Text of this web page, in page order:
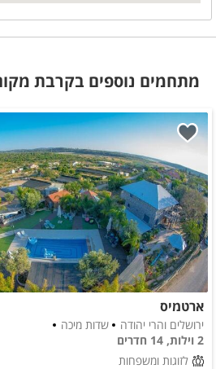
מתחמים נוספים בקרבת
ארטמיס
ירושלים והרי יהודה
שדות מיכה
2 וילות, 14 חדרים
לזוגות ומשפחות